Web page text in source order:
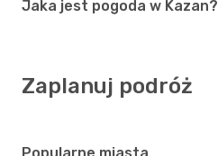
Jaka jest pogoda w Kazan?
Zaplanuj podróż